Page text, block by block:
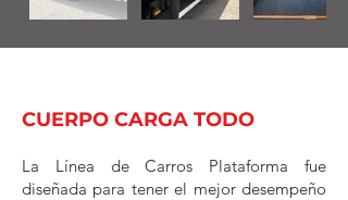
CUERPO CARGA TODO
La Línea de Carros Plataforma fue
diseñada para tener el mejor desempeño